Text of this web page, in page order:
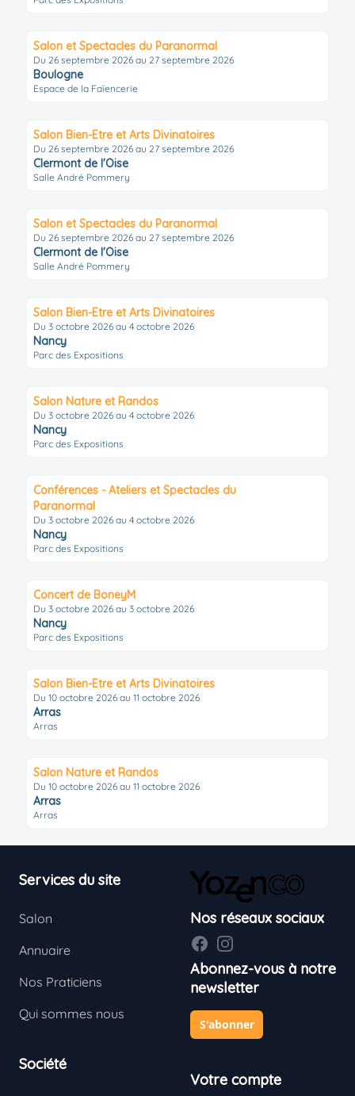
Salon et Spectacles du Paranormal
Du 26 septembre 2026 au 27 septembre 2026
Boulogne
Espace de la Faïencerie
Salon Bien-Etre et Arts Divinatoires
Du 26 septembre 2026 au 27 septembre 2026
Clermont de l'Oise
Salle André Pommery
Salon et Spectacles du Paranormal
Du 26 septembre 2026 au 27 septembre 2026
Clermont de l'Oise
Salle André Pommery
Salon Bien-Etre et Arts Divinatoires
Du 3 octobre 2026 au 4 octobre 2026
Nancy
Parc des Expositions
Salon Nature et Randos
Du 3 octobre 2026 au 4 octobre 2026
Nancy
Parc des Expositions
Conférences - Ateliers et Spectacles du
Paranormal
Du 3 octobre 2026 au 4 octobre 2026
Nancy
Parc des Expositions
Concert de BoneyM
Du 3 octobre 2026 au 3 octobre 2026
Nancy
Parc des Expositions
Salon Bien-Etre et Arts Divinatoires
Du 10 octobre 2026 au 11 octobre 2026
Arras
Arras
Salon Nature et Randos
Du 10 octobre 2026 au 11 octobre 2026
Arras
Arras
Services du site
Salon
Annuaire
Nos Praticiens
Qui sommes nous
Société
Nos réseaux sociaux
FacebookInstagram
Abonnez-vous à notre
newsletter
S'abonner
Votre compte